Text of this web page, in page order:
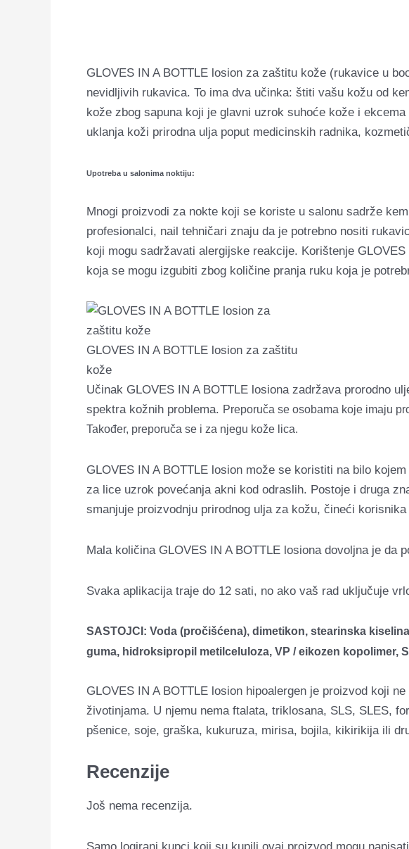
GLOVES IN A BOTTLE losion za zaštitu kože (rukavice u
nevidljivih rukavica. To ima dva učinka: štiti vašu kožu od
kože zbog sapuna koji je glavni uzrok suhoće kože i
uklanja koži prirodna ulja poput medicinskih radnika,
Upotreba u salonima noktiju:
Mnogi proizvodi za nokte koji se koriste u salonu sadrže
profesionalci, nail tehničari znaju da je potrebno nositi
koji mogu sadržavati alergijske reakcije. Korištenje
koja se mogu izgubiti zbog količine pranja ruku koja je
GLOVES IN A BOTTLE losion za zaštitu
kože
Učinak GLOVES IN A BOTTLE losiona zadržava prorodno
spektra kožnih problema. Preporuča se osobama koje imaju
Također, preporuča se i za njegu kože lica.
GLOVES IN A BOTTLE losion može se koristiti na bilo
za lice uzrok povećanja akni kod odraslih. Postoje i druga
smanjuje proizvodnju prirodnog ulja za kožu, čineći
Mala količina GLOVES IN A BOTTLE losiona dovoljna je
Svaka aplikacija traje do 12 sati, no ako vaš rad uključuje
SASTOJCI: Voda (pročišćena), dimetikon, stearinska
guma, hidroksipropil metilceluloza, VP / eikozen kopolimer,
GLOVES IN A BOTTLE losion hipoalergen je proizvod koji
životinjama. U njemu nema ftalata, triklosana, SLS, SLES,
pšenice, soje, graška, kukuruza, mirisa, bojila, kikirikija ili
Recenzije
Još nema recenzija.
Samo logirani kupci koji su kupili ovaj proizvod mogu